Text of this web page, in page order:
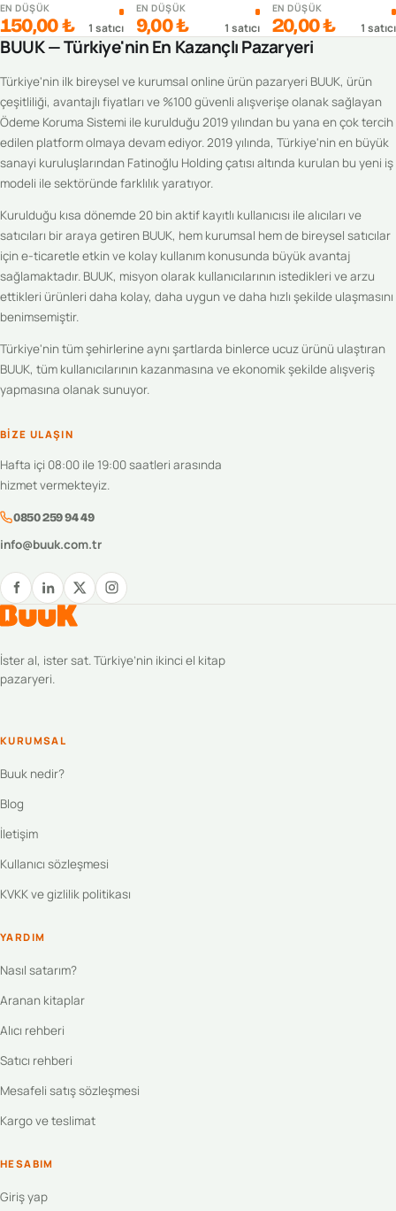
EN DÜŞÜK
150,00 ₺ 1 satıcı
EN DÜŞÜK
9,00 ₺ 1 satıcı
EN DÜŞÜK
20,00 ₺ 1 satıcı
BUUK — Türkiye'nin En Kazançlı Pazaryeri
Türkiye'nin ilk bireysel ve kurumsal online ürün pazaryeri BUUK, ürün
çeşitliliği, avantajlı fiyatları ve %100 güvenli alışverişe olanak sağlayan
Ödeme Koruma Sistemi ile kurulduğu 2019 yılından bu yana en çok tercih
edilen platform olmaya devam ediyor. 2019 yılında, Türkiye'nin en büyük
sanayi kuruluşlarından Fatinoğlu Holding çatısı altında kurulan bu yeni iş
modeli ile sektöründe farklılık yaratıyor.
Kurulduğu kısa dönemde 20 bin aktif kayıtlı kullanıcısı ile alıcıları ve
satıcıları bir araya getiren BUUK, hem kurumsal hem de bireysel satıcılar
için e-ticaretle etkin ve kolay kullanım konusunda büyük avantaj
sağlamaktadır. BUUK, misyon olarak kullanıcılarının istedikleri ve arzu
ettikleri ürünleri daha kolay, daha uygun ve daha hızlı şekilde ulaşmasını
benimsemiştir.
Türkiye'nin tüm şehirlerine aynı şartlarda binlerce ucuz ürünü ulaştıran
BUUK, tüm kullanıcılarının kazanmasına ve ekonomik şekilde alışveriş
yapmasına olanak sunuyor.
BIZE ULAŞIN
Hafta içi 08:00 ile 19:00 saatleri arasında
hizmet vermekteyiz.
0850 259 94 49
info@buuk.com.tr
İster al, ister sat. Türkiye’nin ikinci el kitap
pazaryeri.
KURUMSAL
Buuk nedir?
Blog
İletişim
Kullanıcı sözleşmesi
KVKK ve gizlilik politikası
YARDIM
Nasıl satarım?
Aranan kitaplar
Alıcı rehberi
Satıcı rehberi
Mesafeli satış sözleşmesi
Kargo ve teslimat
HESABIM
Giriş yap